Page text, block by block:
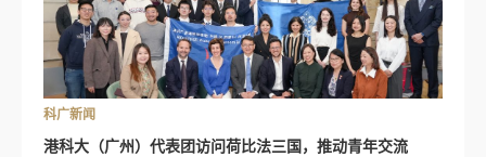
科广新闻
港科大（广州）代表团访问荷比法三国，推动青年交流